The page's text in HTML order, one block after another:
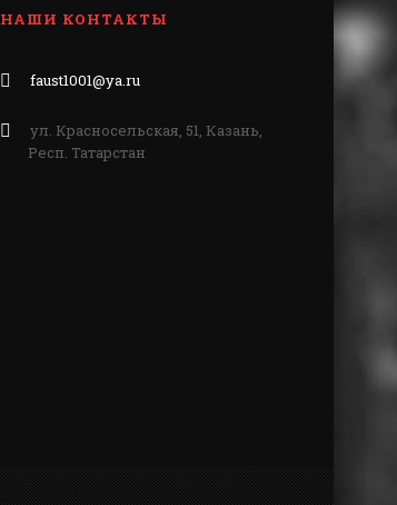
НАШИ КОНТАКТЫ
faust1001@ya.ru
ул. Красносельская, 51, Казань,
Респ. Татарстан